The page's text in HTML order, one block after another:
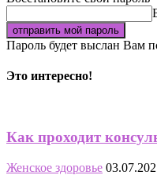
Пароль будет выслан Вам
Это интересно!
Как проходит
Женское здоровье